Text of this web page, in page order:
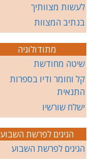
לעשות מצוותיך
בנתיב המצוות
מתודולוגיה
שיטה מחודשת
קל וחומר ודיו בספרות
התנאית
ישלח שורשיו
הגיגים לפרשת השבוע
הגיגים לפרשת השבוע